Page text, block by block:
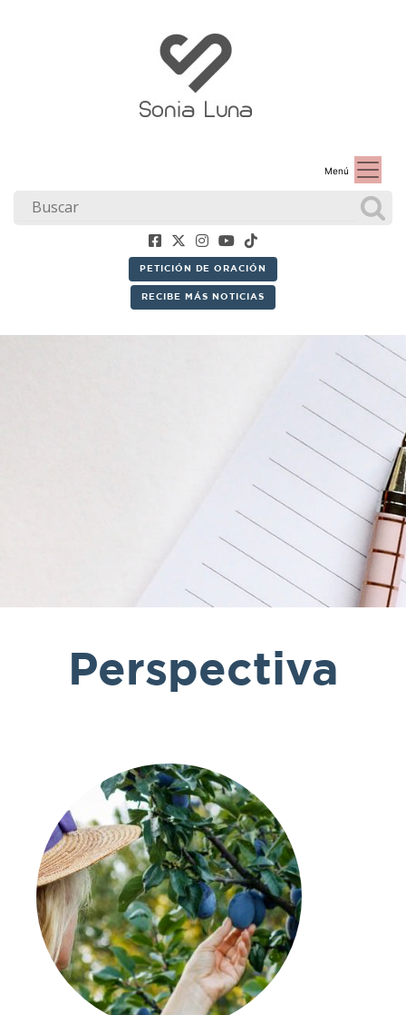
Menú
PETICIÓN DE ORACIÓN
RECIBE MÁS NOTICIAS
Perspectiva